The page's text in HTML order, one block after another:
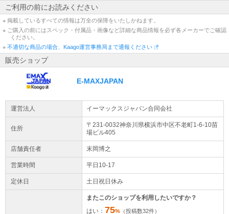
ご利用の前にお読みください
※ 掲載しているすべての情報は万全の保障をいたしかねます。
※ ご購入の前にはスペック・付属品・画像など詳細な商品情報を必ず各メーカーでご確認
ください。
※ 不適切な商品の場合、Kaago運営事務局まで通報ください
販売ショップ
E-MAXJAPAN
運営法人 イーマックスジャパン合同会社
住所 〒231-0032神奈川県横浜市中区不老町1-6-10苗
場ビル405
店舗責任者 末岡博之
営業時間 平日10-17
定休日 土日祝日休み
またこのショップを利用したいですか？
はい： 75% （投稿数32件）